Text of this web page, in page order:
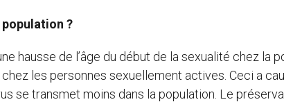
population ?
hausse de l’âge du début de la sexualité chez la
les personnes sexuellement actives. Ceci a
se transmet moins dans la population. Le